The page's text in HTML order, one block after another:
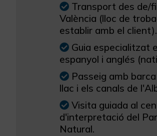
Transport des de/
València (lloc de
establir amb el client).
Guia especialitzat
espanyol i anglés
Passeig amb
llac i els canals de
Visita guiada al
d'interpretació del
Natural.